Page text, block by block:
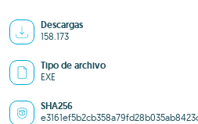
Descargas
158.173
Tipo de archivo
EXE
SHA256